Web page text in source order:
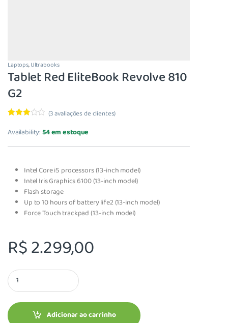
Laptops,Ultrabooks
Tablet Red EliteBook Revolve 810
G2
como
3.33de
s de
clientes
(3avaliações de clientes)
Availability:54 em estoque
Intel Core i5 processors (13-inch model)
Intel Iris Graphics 6100 (13-inch model)
Flash storage
Up to 10 hours of battery life2 (13-inch model)
Force Touch trackpad (13-inch model)
R$2.299,00
Adicionar ao carrinho